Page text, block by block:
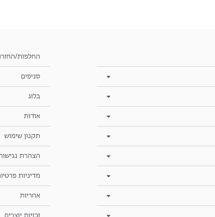
החלפות/
סניפים
בלוג
אודות
תקנון שימוש
הצהרת
מדיניות
אחריות
זכויות יוצרים